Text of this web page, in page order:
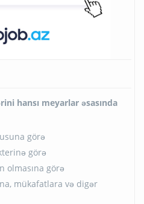
hansı meyarlar əsasında
görə
görə
olmasına görə
mükafatlara və digər